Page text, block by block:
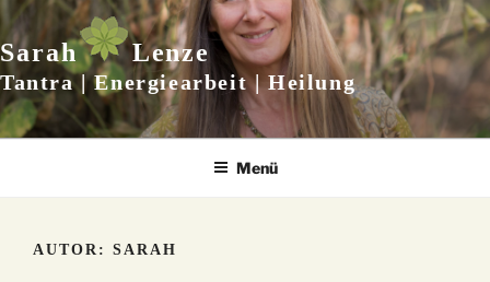
Inhalt
springen
Sarah Lenze
Tantra | Energiearbeit | Heilung
Menü
AUTOR: SARAH